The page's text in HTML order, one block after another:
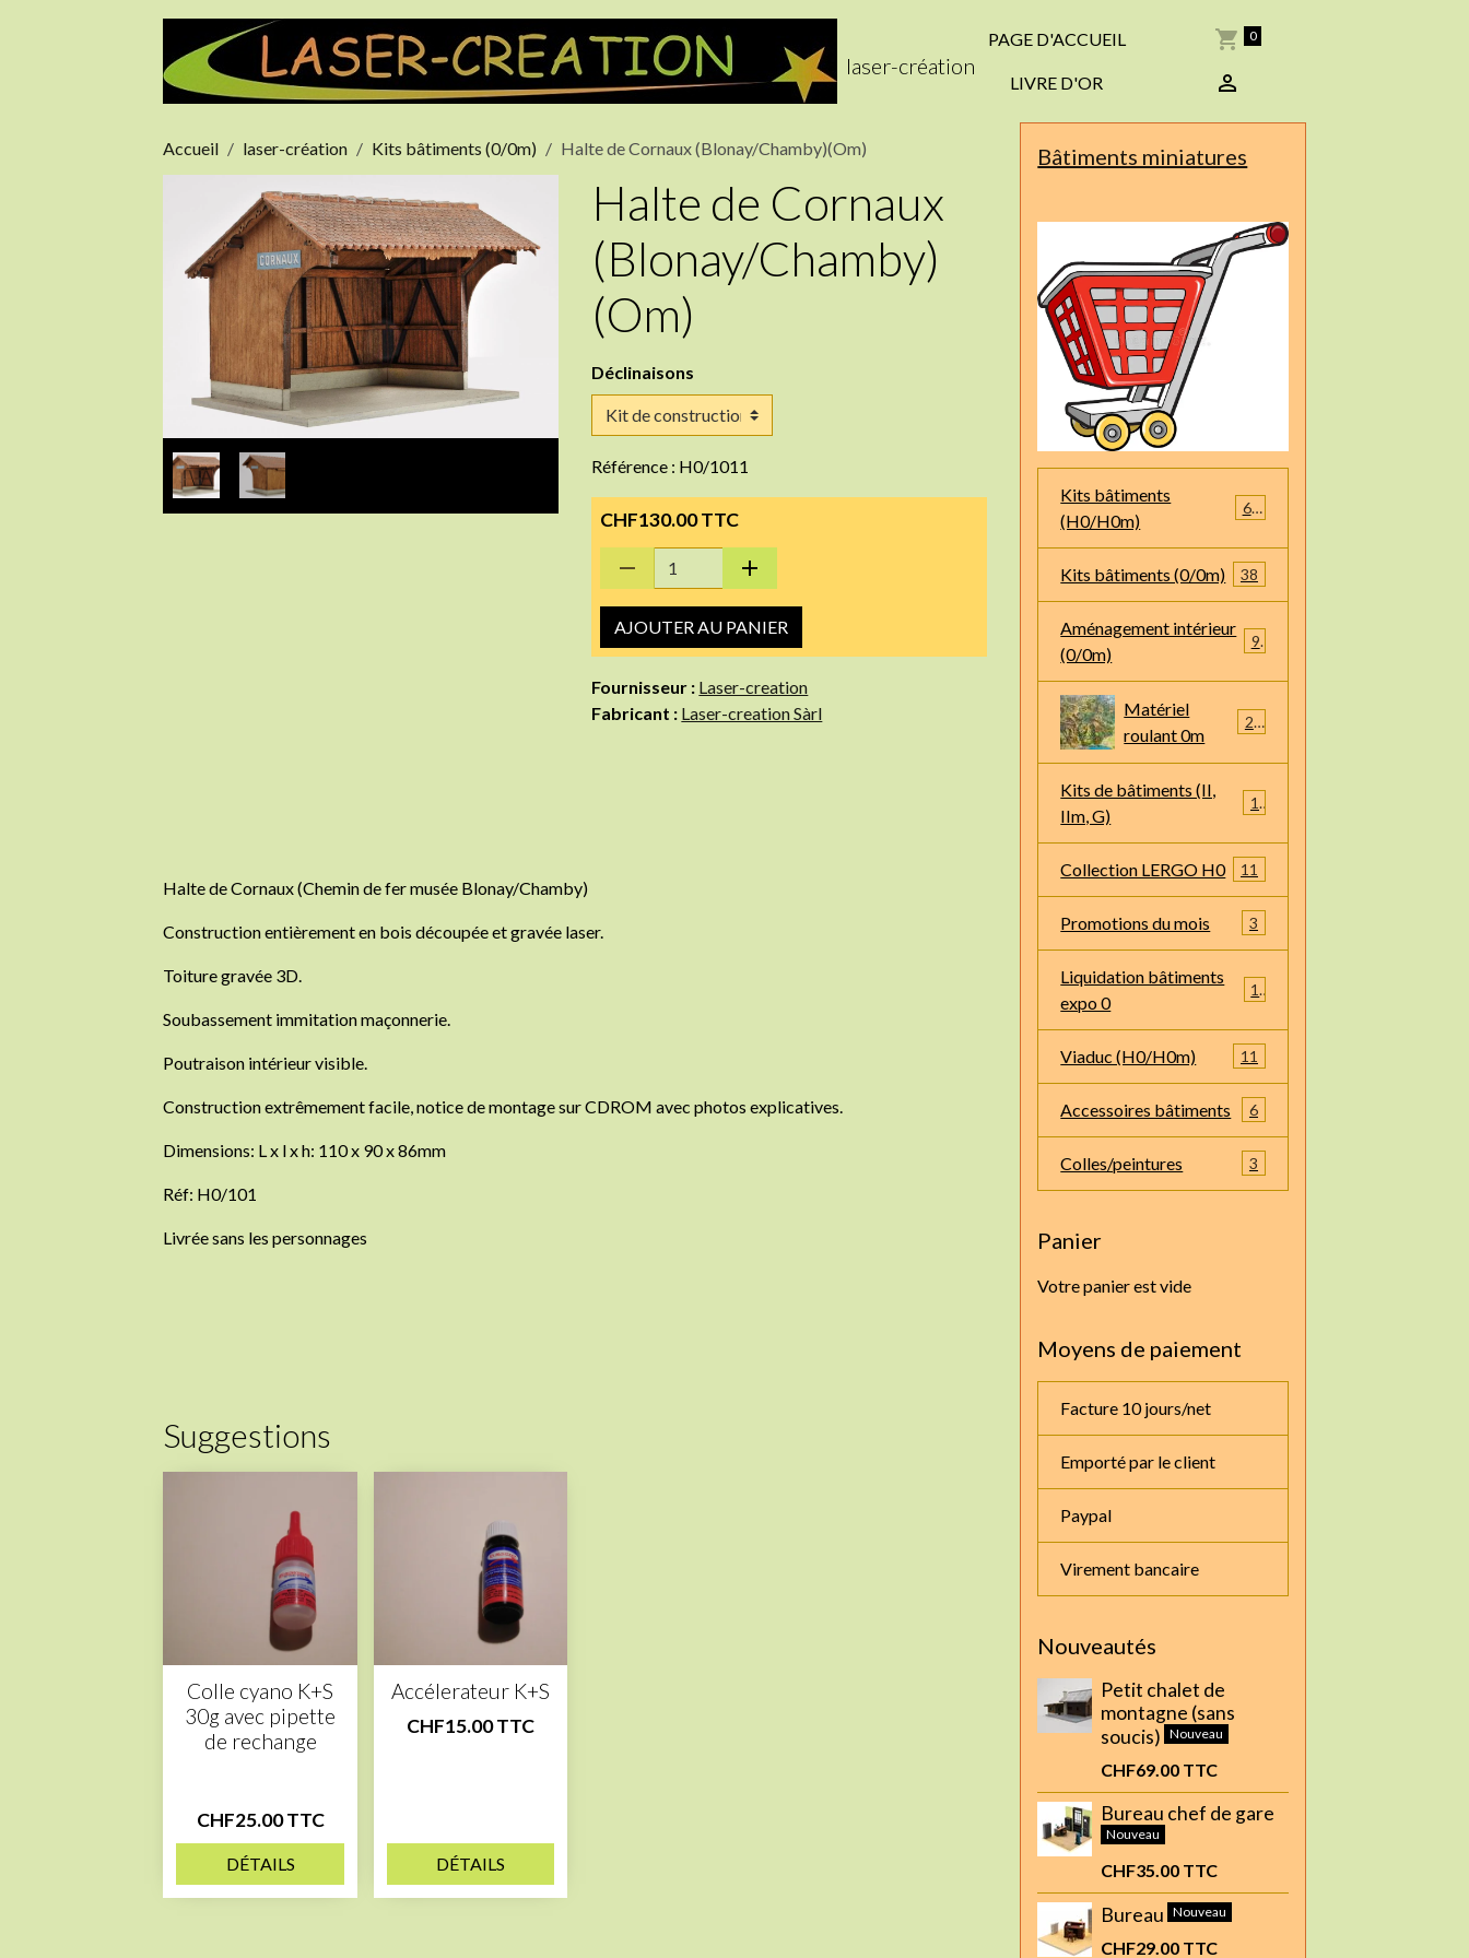
laser-création
PAGE D'ACCUEIL
LIVRE D'OR
0
Accueil laser-création Kits bâtiments (0/0m) Halte de Cornaux (Blonay/Chamby)(Om)
Halte de Cornaux
(Blonay/Chamby)
(Om)
Déclinaisons
Référence : H0/1011
CHF130.00 TTC
AJOUTER AU PANIER
Fournisseur : Laser-creation
Fabricant : Laser-creation Sàrl
Halte de Cornaux (Chemin de fer musée Blonay/Chamby)
Construction entièrement en bois découpée et gravée laser.
Toiture gravée 3D.
Soubassement immitation maçonnerie.
Poutraison intérieur visible.
Construction extrêmement facile, notice de montage sur CDROM avec photos explicatives.
Dimensions: L x l x h: 110 x 90 x 86mm
Réf: H0/101
Livrée sans les personnages
Suggestions
Colle cyano K+S
30g avec pipette
de rechange
CHF25.00 TTC
DÉTAILS
Accélerateur K+S
CHF15.00 TTC
DÉTAILS
Bâtiments miniatures
Kits bâtiments
(H0/H0m)
66
Kits bâtiments (0/0m) 38
Aménagement intérieur
(0/0m)
9
Matériel
roulant 0m
22
Kits de bâtiments (II,
IIm, G)
1
Collection LERGO H0 11
Promotions du mois 3
Liquidation bâtiments
expo 0
1
Viaduc (H0/H0m) 11
Accessoires bâtiments 6
Colles/peintures 3
Panier
Votre panier est vide
Moyens de paiement
Facture 10 jours/net
Emporté par le client
Paypal
Virement bancaire
Nouveautés
Petit chalet de
montagne (sans
soucis)
Nouveau
CHF69.00 TTC
Bureau chef de gare
Nouveau
CHF35.00 TTC
Bureau Nouveau
CHF29.00 TTC